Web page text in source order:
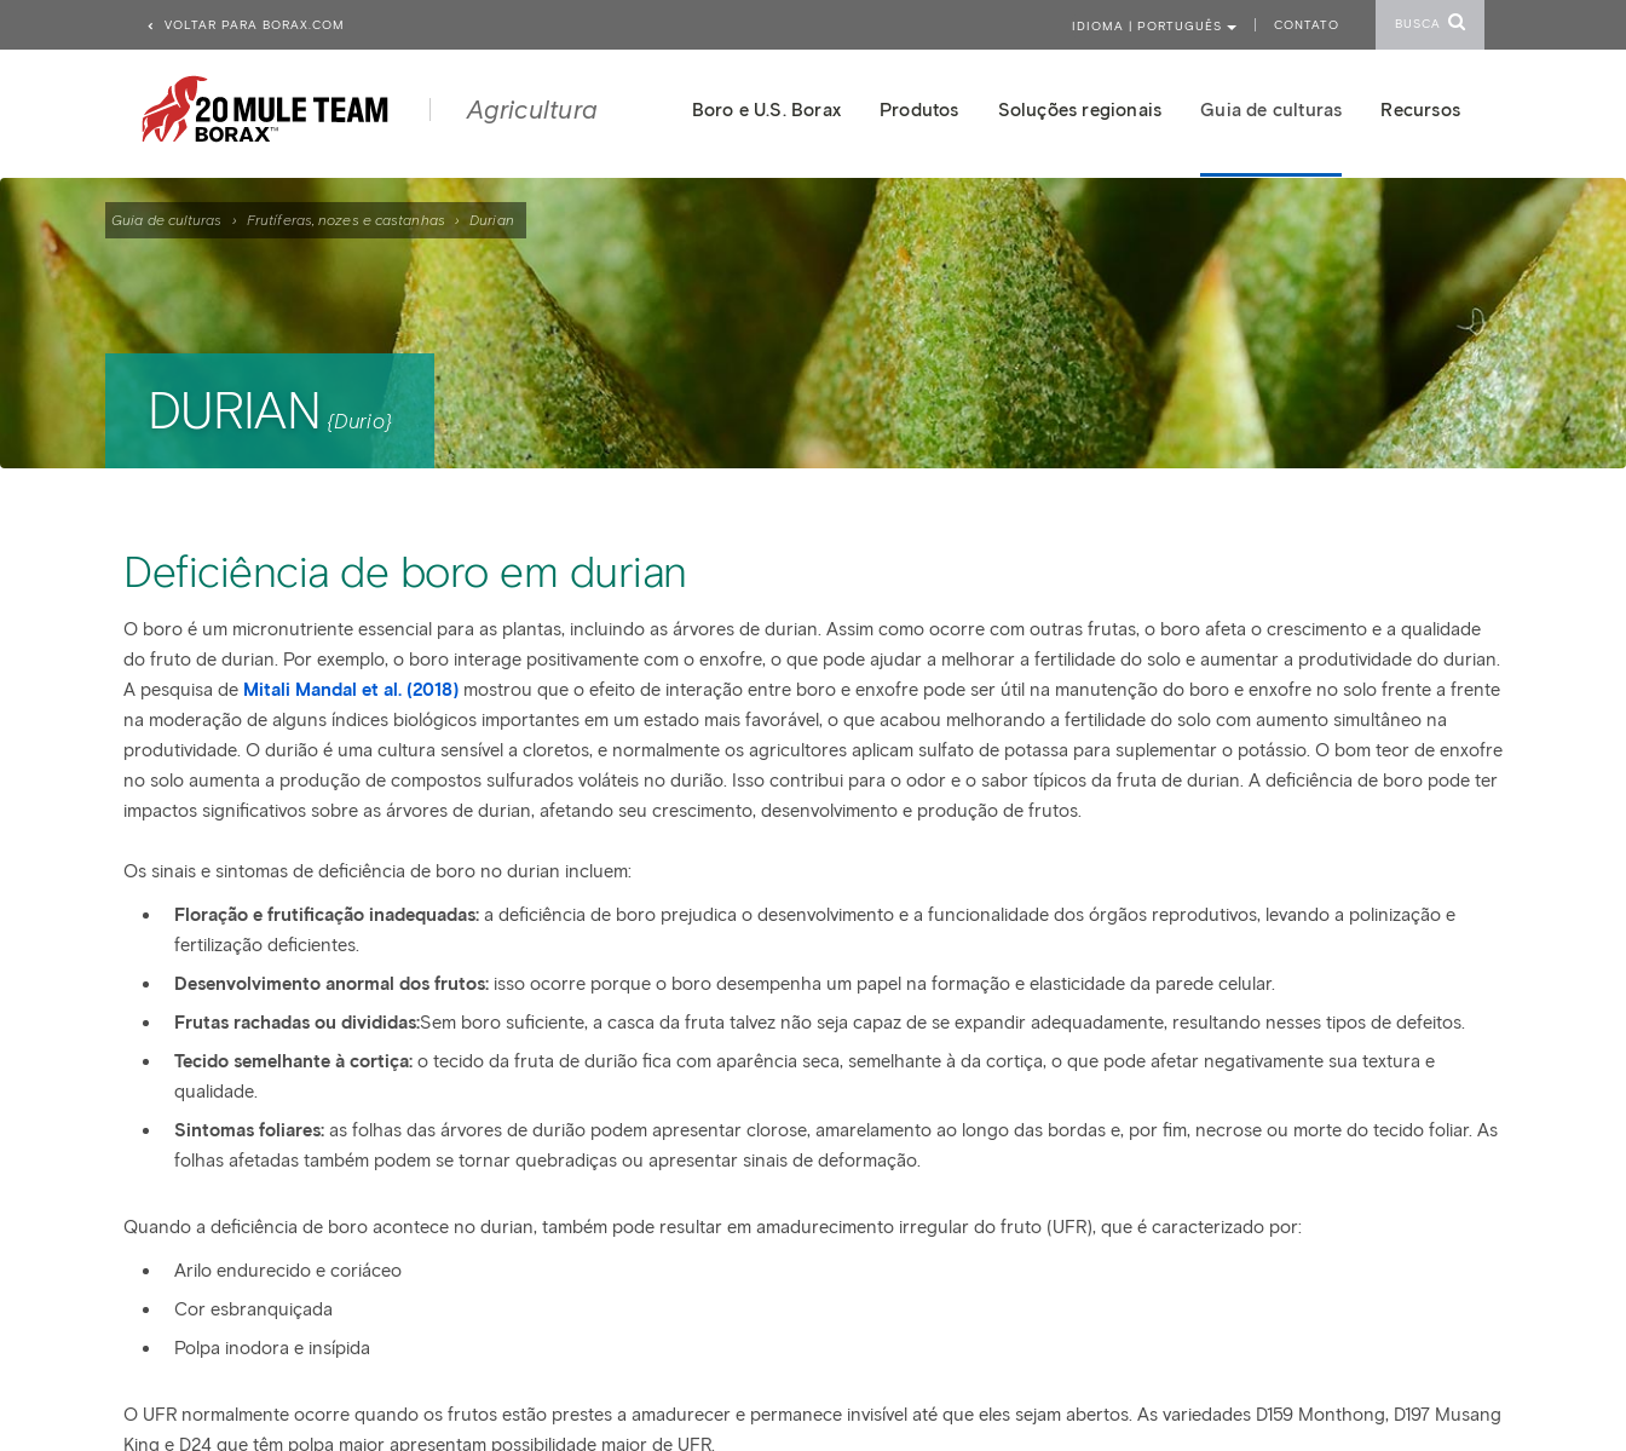
Guia de culturas › Frutíferas, nozes e castanhas › Durian
DURIAN {Durio}
Deficiência de boro em durian
O boro é um micronutriente essencial para as plantas, incluindo as árvores de durian. Assim como ocorre com outras frutas, o boro afeta o crescimento e a qualidade
do fruto de durian. Por exemplo, o boro interage positivamente com o enxofre, o que pode ajudar a melhorar a fertilidade do solo e aumentar a produtividade do durian.
A pesquisa de Mitali Mandal et al. (2018) mostrou que o efeito de interação entre boro e enxofre pode ser útil na manutenção do boro e enxofre no solo frente a frente
na moderação de alguns índices biológicos importantes em um estado mais favorável, o que acabou melhorando a fertilidade do solo com aumento simultâneo na
produtividade. O durião é uma cultura sensível a cloretos, e normalmente os agricultores aplicam sulfato de potassa para suplementar o potássio. O bom teor de enxofre
no solo aumenta a produção de compostos sulfurados voláteis no durião. Isso contribui para o odor e o sabor típicos da fruta de durian. A deficiência de boro pode ter
impactos significativos sobre as árvores de durian, afetando seu crescimento, desenvolvimento e produção de frutos.
Os sinais e sintomas de deficiência de boro no durian incluem:
Floração e frutificação inadequadas: a deficiência de boro prejudica o desenvolvimento e a funcionalidade dos órgãos reprodutivos, levando a polinização e
fertilização deficientes.
Desenvolvimento anormal dos frutos: isso ocorre porque o boro desempenha um papel na formação e elasticidade da parede celular.
Frutas rachadas ou divididas:Sem boro suficiente, a casca da fruta talvez não seja capaz de se expandir adequadamente, resultando nesses tipos de defeitos.
Tecido semelhante à cortiça: o tecido da fruta de durião fica com aparência seca, semelhante à da cortiça, o que pode afetar negativamente sua textura e
qualidade.
Sintomas foliares: as folhas das árvores de durião podem apresentar clorose, amarelamento ao longo das bordas e, por fim, necrose ou morte do tecido foliar. As
folhas afetadas também podem se tornar quebradiças ou apresentar sinais de deformação.
Quando a deficiência de boro acontece no durian, também pode resultar em amadurecimento irregular do fruto (UFR), que é caracterizado por:
Arilo endurecido e coriáceo
Cor esbranquiçada
Polpa inodora e insípida
O UFR normalmente ocorre quando os frutos estão prestes a amadurecer e permanece invisível até que eles sejam abertos. As variedades D159 Monthong, D197 Musang
King e D24 que têm polpa maior apresentam possibilidade maior de UFR.
VOLTAR PARA BORAX.COM IDIOMA | PORTUGUÊS CONTATO BUSCA
Agricultura Boro e U.S. Borax Produtos Soluções regionais Guia de culturas Recursos